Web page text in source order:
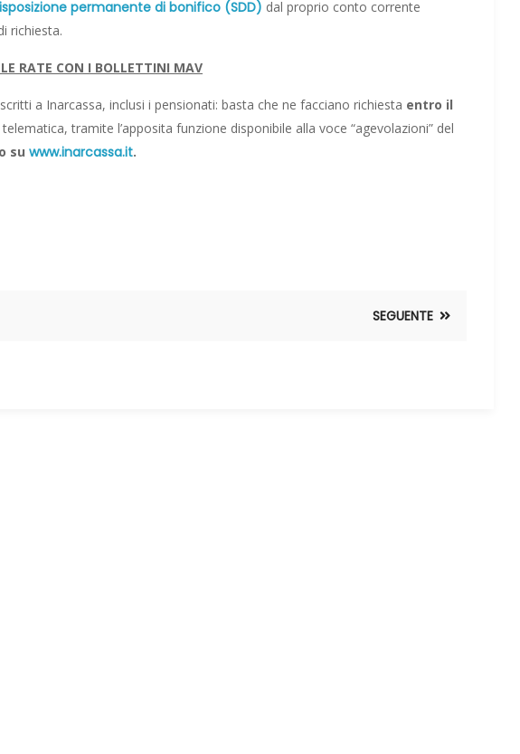
permanente di bonifico (SDD) dal proprio conto corrente
richiesta.
RATE CON I BOLLETTINI MAV
a Inarcassa, inclusi i pensionati: basta che ne facciano richiesta entro il
tramite l’apposita funzione disponibile alla voce “agevolazioni” del
su www.inarcassa.it.
SEGUENTE